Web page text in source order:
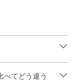
べてどう違う